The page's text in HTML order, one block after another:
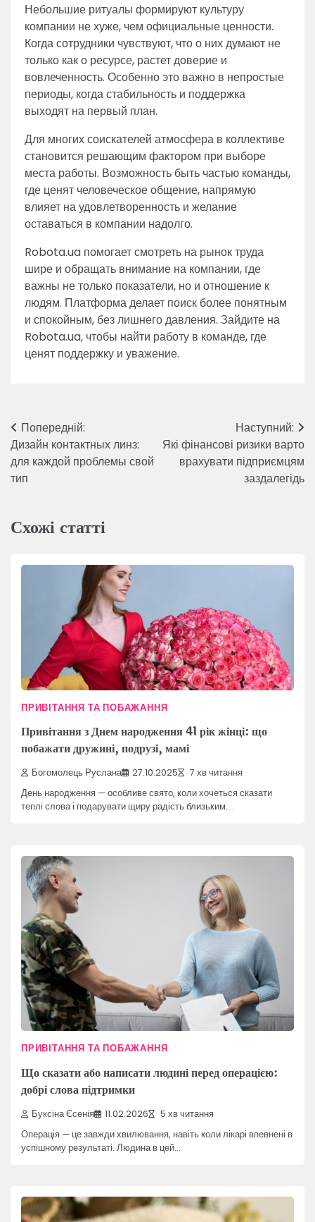
Небольшие ритуалы формируют культуру
компании не хуже, чем официальные ценности.
Когда сотрудники чувствуют, что о них думают не
только как о ресурсе, растет доверие и
вовлеченность. Особенно это важно в непростые
периоды, когда стабильность и поддержка
выходят на первый план.
Для многих соискателей атмосфера в коллективе
становится решающим фактором при выборе
места работы. Возможность быть частью команды,
где ценят человеческое общение, напрямую
влияет на удовлетворенность и желание
оставаться в компании надолго.
Robota.ua помогает смотреть на рынок труда
шире и обращать внимание на компании, где
важны не только показатели, но и отношение к
людям. Платформа делает поиск более понятным
и спокойным, без лишнего давления. Зайдите на
Robota.ua, чтобы найти работу в команде, где
ценят поддержку и уважение.
Навігація
записів
Попередній:
Дизайн контактных линз:
для каждой проблемы свой
тип
Наступний:
Які фінансові ризики варто
врахувати підприємцям
заздалегідь
Схожі статті
ПРИВІТАННЯ ТА ПОБАЖАННЯ
Привітання з Днем народження 41 рік жінці: що
побажати дружині, подрузі, мамі
Богомолець Руслана 27.10.2025 7 хв читання
День народження — особливе свято, коли хочеться сказати
теплі слова і подарувати щиру радість близьким.…
ПРИВІТАННЯ ТА ПОБАЖАННЯ
Що сказати або написати людині перед операцією:
добрі слова підтримки
Буксіна Єсенія 11.02.2026 5 хв читання
Операція — це завжди хвилювання, навіть коли лікарі впевнені в
успішному результаті. Людина в цей…